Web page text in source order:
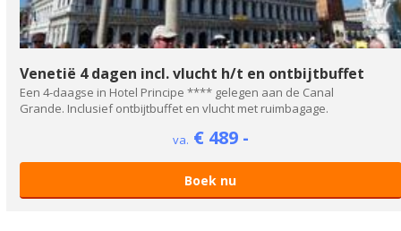
Venetië 4 dagen incl. vlucht h/t en ontbijtbuffet
Een 4-daagse in Hotel Principe **** gelegen aan de Canal
Grande. Inclusief ontbijtbuffet en vlucht met ruimbagage.
va. € 489 -
Boek nu